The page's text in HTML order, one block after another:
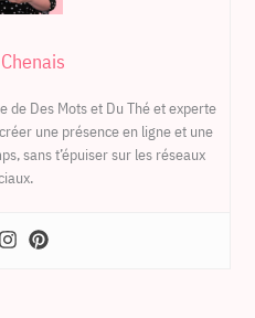
de Des Mots et Du Thé et experte
une présence en ligne et une
sans t’épuiser sur les réseaux